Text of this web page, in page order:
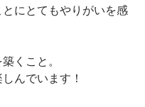
にとてもやりがいを感
くこと。
んでいます！